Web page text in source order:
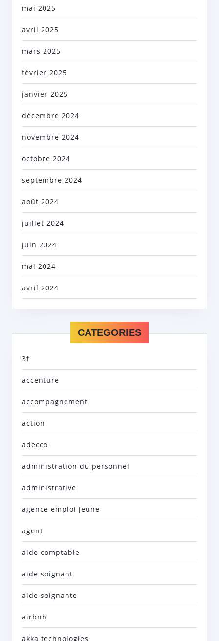
mai 2025
avril 2025
mars 2025
février 2025
janvier 2025
décembre 2024
novembre 2024
octobre 2024
septembre 2024
août 2024
juillet 2024
juin 2024
mai 2024
avril 2024
CATEGORIES
3f
accenture
accompagnement
action
adecco
administration du personnel
administrative
agence emploi jeune
agent
aide comptable
aide soignant
aide soignante
airbnb
akka technologies